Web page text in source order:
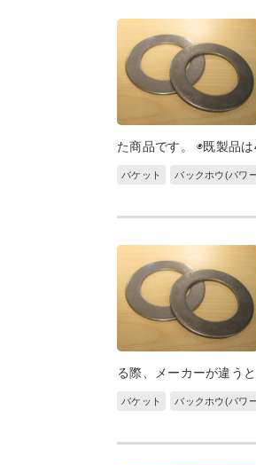
た商品です。 ◉既製品
バケット バックホウ(パワ
る際、メーカーが違う
バケット バックホウ(パワ